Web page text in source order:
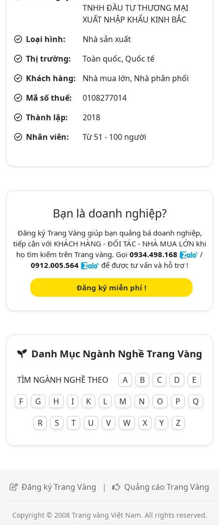
TNHH ĐẦU TƯ THƯƠNG MẠI
XUẤT NHẬP KHẨU KINH BẮC
Loại hình:
Nhà sản xuất
Thị trường:
Toàn quốc, Quốc tế
Khách hàng:
Nhà mua lớn, Nhà phân phối
Mã số thuế:
0108277014
Thành lập:
2018
Nhân viên:
Từ 51 - 100 người
Bạn là doanh nghiệp?
Đăng ký Trang Vàng giúp bạn quảng bá doanh nghiệp,
tiếp cận với KHÁCH HÀNG - ĐỐI TÁC - NHÀ MUA LỚN khi
họ tìm kiếm trên Trang vàng. Gọi 0934.498.168
/
0912.005.564
để được tư vấn và hỗ trợ !
Đăng ký miễn phí !
Danh Mục Ngành Nghề Trang Vàng
TÌM NGÀNH NGHỀ THEO A B C D
E
F
G H I K L M N O P
Q
R
S T U V W X Y Z
Đăng ký Trang Vàng | Quảng cáo Trang Vàng
Copyright © 2008 Trang vàng Việt Nam. All rights reserved.